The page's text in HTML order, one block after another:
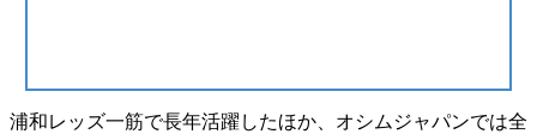
浦和レッズ一筋で長年活躍したほか、オシムジャパンでは全